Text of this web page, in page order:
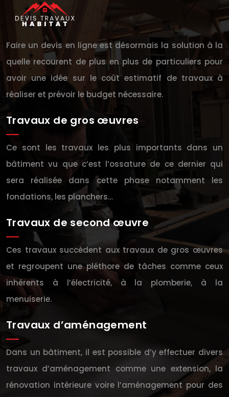
Faire un devis en ligne est désormais la solution à la
quelle recourent de plus en plus de particuliers pour
avoir une idée sur le coût estimatif de travaux à
réaliser et prévoir le budget nécessaire.
Travaux de gros œuvres
Ce sont les travaux les plus importants dans un
bâtiment vu que c’est l’ossature de ce dernier qui
sera réalisée dans cette phase notamment les
fondations, les planchers…
Travaux de second œuvre
Ces travaux succèdent aux travaux de gros œuvres
et regroupent une pléthore de tâches comme ceux
inhérents à l’électricité, à la plomberie, à la
menuiserie.
Travaux d’aménagement
Dans un bâtiment, il est possible d’y effectuer divers
travaux d’aménagement comme une extension, la
rénovation intérieure voire l’aménagement pour des